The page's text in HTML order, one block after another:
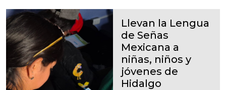
Llevan la Lengua
de Señas
Mexicana a
niñas, niños y
jóvenes de
Hidalgo